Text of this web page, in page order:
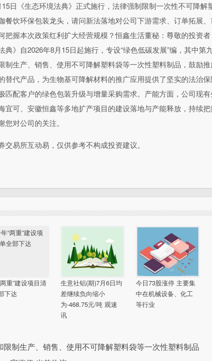
日《生态环境法典》正式施行，法律强制限制一次性不可降解
餐饮环保包装龙头，请问新法落地对公司下游需求、订单拓展
把握本次政策红利扩大经营规模？恒鑫生活董秘：尊敬的投资者
典》自2026年8月15日起施行，专设“绿色低碳发展”编，其中第
制生产、销售、使用不可降解塑料袋等一次性塑料制品，鼓励
替代产品，为生物基可降解材料的推广应用提供了坚实的法治
匹配客户的绿色包装升级与增量采购需求。产能方面，公司现
宜可、安徽恒鑫等多地扩产项目的建设落地与产能释放，持续
对公司的关注。
易所互动易，仅供参考不构成投资建议。
重”建设项目清
下达
生意社铝(期)7月6日均
差继续负向缩小
为-468.75元/吨 观速
讯
今日73股涨停 主要集
中在机械设备、化工
等行业
制生产、销售、使用不可降解塑料袋等一次性塑料制品